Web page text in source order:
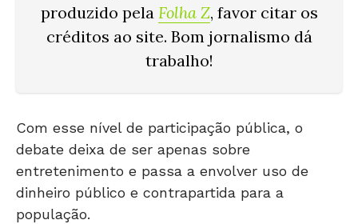
produzido pela Folha Z, favor citar os
créditos ao site. Bom jornalismo dá
trabalho!
Com esse nível de participação pública, o
debate deixa de ser apenas sobre
entretenimento e passa a envolver uso de
dinheiro público e contrapartida para a
população.